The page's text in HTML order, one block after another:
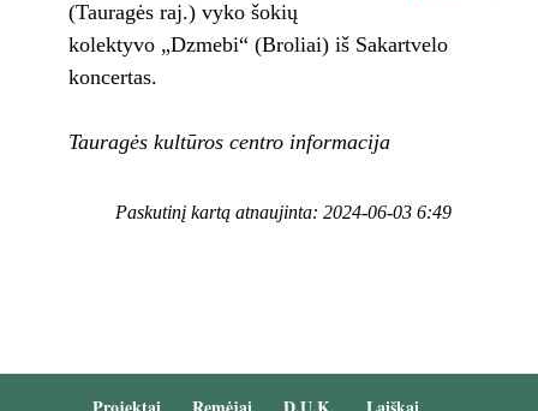
(Tauragės raj.) vyko šokių
kolektyvo „Dzmebi“ (Broliai) iš Sakartvelo
koncertas.
Tauragės kultūros centro informacija
Paskutinį kartą atnaujinta: 2024-06-03 6:49